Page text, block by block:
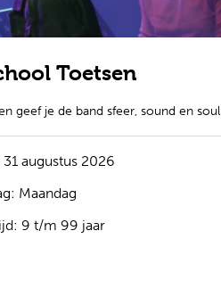
Toetsen
geef je de band sfeer, sound en soul
31 augustus 2026
Maandag
9 t/m 99 jaar